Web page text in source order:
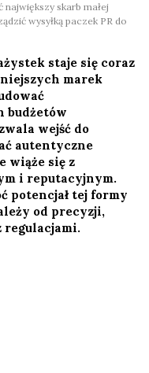
skarb małej
wysyłką paczek PR do
staje się coraz
marek
budżetów
wejść do
autentyczne
wiąże się z
i reputacyjnym.
potencjał tej formy
od precyzji,